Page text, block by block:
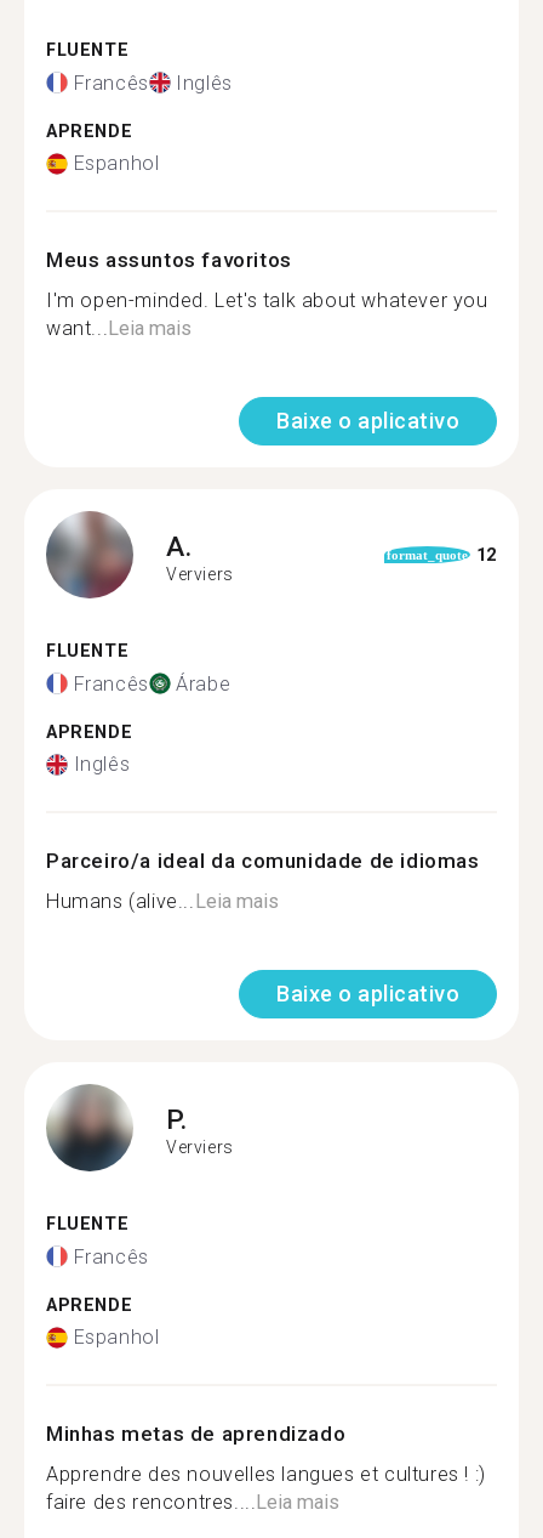
FLUENTE
Francês Inglês
APRENDE
Espanhol
Meus assuntos favoritos
I'm open-minded. Let's talk about whatever you
want...Leia mais
Baixe o aplicativo
A.
Verviers
format_quote 12
FLUENTE
Francês Árabe
APRENDE
Inglês
Parceiro/a ideal da comunidade de idiomas
Humans (alive...Leia mais
Baixe o aplicativo
P.
Verviers
FLUENTE
Francês
APRENDE
Espanhol
Minhas metas de aprendizado
Apprendre des nouvelles langues et cultures ! :)
faire des rencontres....Leia mais